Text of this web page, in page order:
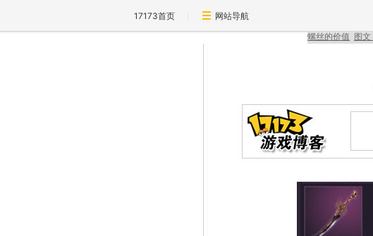
17173首页 网站导航